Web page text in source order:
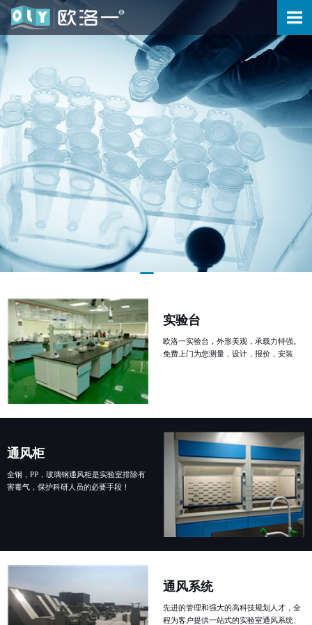
实验台
欧洛一实验台，外形美观，承载力特强。
免费上门为您测量，设计，报价，安装
通风柜
全钢，PP，玻璃钢通风柜是实验室排除有
害毒气，保护科研人员的必要手段！
通风系统
先进的管理和强大的高科技规划人才，全
程为客户提供一站式的实验室通风系统、